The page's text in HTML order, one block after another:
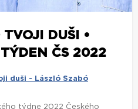
DUŠI •
ČS 2022
duši - László Szabó
týdne 2022 Českého